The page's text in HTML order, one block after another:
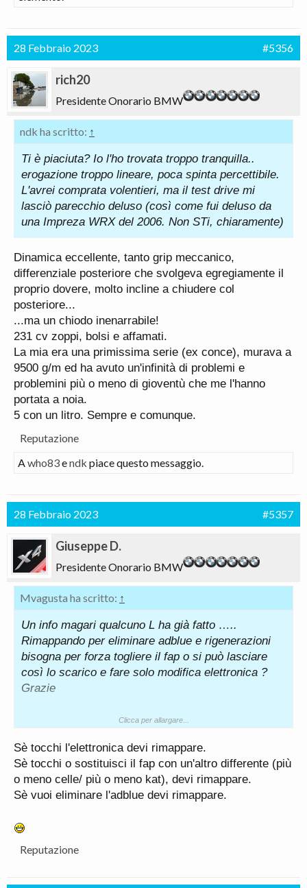
28 Febbraio 2023 #5356
rich20
Presidente Onorario BMW
ndk ha scritto: ↑
Ti è piaciuta? Io l'ho trovata troppo tranquilla..
erogazione troppo lineare, poca spinta percettibile.
L'avrei comprata volentieri, ma il test drive mi
lasciò parecchio deluso (così come fui deluso da
una Impreza WRX del 2006. Non STi, chiaramente)
Dinamica eccellente, tanto grip meccanico,
differenziale posteriore che svolgeva egregiamente il
proprio dovere, molto incline a chiudere col
posteriore...
...ma un chiodo inenarrabile!
231 cv zoppi, bolsi e affamati.
La mia era una primissima serie (ex conce), murava a
9500 g/m ed ha avuto un'infinità di problemi e
problemini più o meno di gioventù che me l'hanno
portata a noia.
5 con un litro. Sempre e comunque.
Reputazione
Awho83endk piace questo messaggio.
28 Febbraio 2023 #5357
Giuseppe D.
Presidente Onorario BMW
Mvagusta ha scritto: ↑
Un info magari qualcuno L ha già fatto …..
Rimappando per eliminare adblue e rigenerazioni
bisogna per forza togliere il fap o si può lasciare
così lo scarico e fare solo modifica elettronica ?
Grazie
PS astenersi benpensanti avvocati del popolo e
Clicca per allargare...
Sè tocchi l'elettronica devi rimappare.
Sè tocchi o sostituisci il fap con un'altro differente (più
o meno celle/ più o meno kat), devi rimappare.
Sè vuoi eliminare l'adblue devi rimappare.
Reputazione